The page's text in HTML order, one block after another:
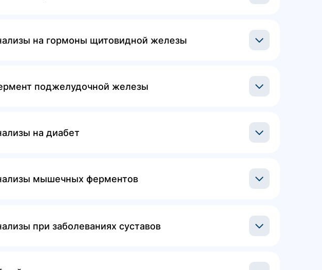
на гормоны щитовидной железы
поджелудочной железы
на диабет
мышечных ферментов
при заболеваниях суставов